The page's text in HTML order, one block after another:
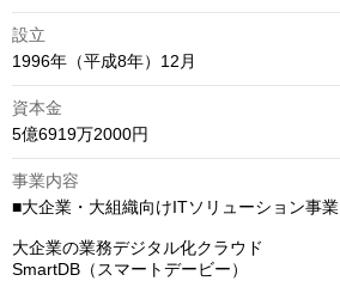
設立
1996年（平成8年）12月
資本金
5億6919万2000円
事業内容
■大企業・大組織向けITソリューション事業
大企業の業務デジタル化クラウド
SmartDB（スマートデービー）